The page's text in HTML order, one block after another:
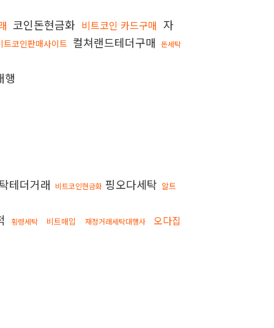
코인돈현금화 비트코인 카드구매 자
트코인판매사이트 컬쳐랜드테더구매
돈세탁
행
테더거래 비트코인현금화 핑오다세탁 알트
횡령세탁 비트매입 재정거래세탁대행사
오다집